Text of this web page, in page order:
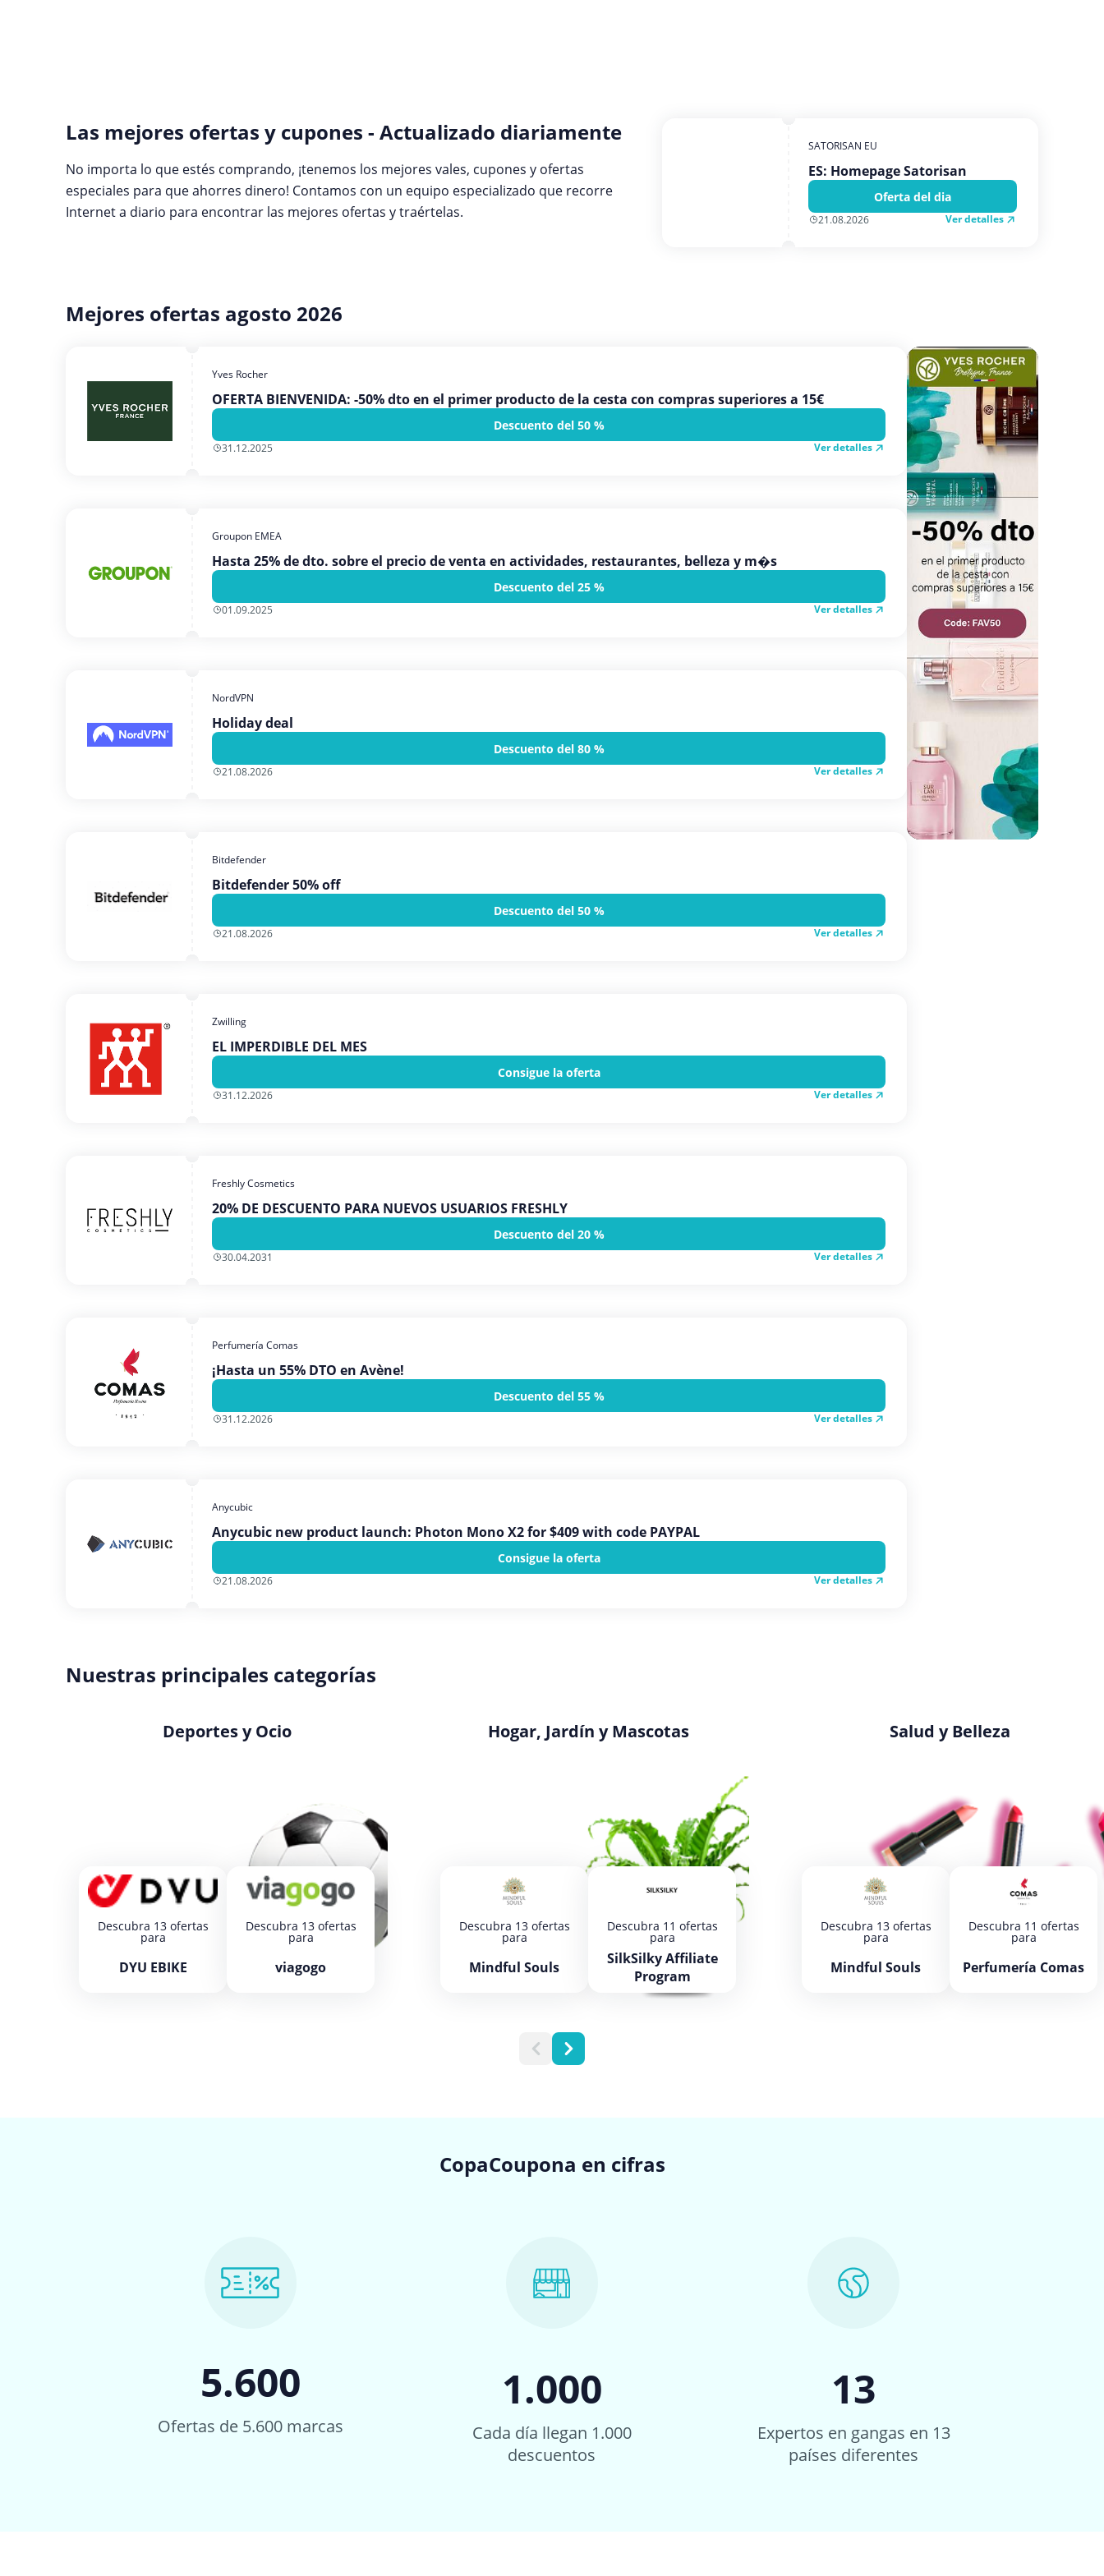
SATORISAN EU
ES: Homepage Satorisan
Oferta del dia
21.08.2026 Ver detalles
Las mejores ofertas y cupones - Actualizado diariamente
No importa lo que estés comprando, ¡tenemos los mejores vales, cupones y ofertas
especiales para que ahorres dinero! Contamos con un equipo especializado que recorre
Internet a diario para encontrar las mejores ofertas y traértelas.
Mejores ofertas agosto 2026
Yves Rocher
OFERTA BIENVENIDA: -50% dto en el primer producto de la cesta con compras superiores a 15€
Descuento del 50 %
31.12.2025 Ver detalles
Groupon EMEA
Hasta 25% de dto. sobre el precio de venta en actividades, restaurantes, belleza y m�s
Descuento del 25 %
01.09.2025 Ver detalles
NordVPN
Holiday deal
Descuento del 80 %
21.08.2026 Ver detalles
Bitdefender
Bitdefender 50% off
Descuento del 50 %
21.08.2026 Ver detalles
Zwilling
EL IMPERDIBLE DEL MES
Consigue la oferta
31.12.2026 Ver detalles
Freshly Cosmetics
20% DE DESCUENTO PARA NUEVOS USUARIOS FRESHLY
Descuento del 20 %
30.04.2031 Ver detalles
Perfumería Comas
¡Hasta un 55% DTO en Avène!
Descuento del 55 %
31.12.2026 Ver detalles
Anycubic
Anycubic new product launch: Photon Mono X2 for $409 with code PAYPAL
Consigue la oferta
21.08.2026 Ver detalles
Nuestras principales categorías
Deportes y Ocio
Descubra 13 ofertas
para
DYU EBIKE
Descubra 13 ofertas
para
viagogo
Hogar, Jardín y Mascotas
Descubra 13 ofertas
para
Mindful Souls
Descubra 11 ofertas
para
SilkSilky Affiliate
Program
Salud y Belleza
Descubra 13 ofertas
para
Mindful Souls
Descubra 11 ofertas
para
Perfumería Comas
CopaCoupona en cifras
5.600
Ofertas de 5.600 marcas
1.000
Cada día llegan 1.000
descuentos
13
Expertos en gangas en 13
países diferentes